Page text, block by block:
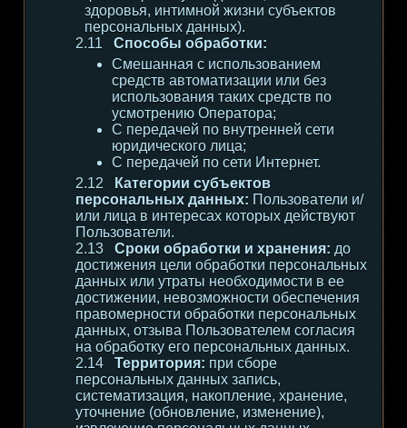
здоровья, интимной жизни субъектов
персональных данных).
Способы обработки:
Смешанная с использованием
средств автоматизации или без
использования таких средств по
усмотрению Оператора;
С передачей по внутренней сети
юридического лица;
С передачей по сети Интернет.
Категории субъектов
персональных данных: Пользователи и/
или лица в интересах которых действуют
Пользователи.
Сроки обработки и хранения: до
достижения цели обработки персональных
данных или утраты необходимости в ее
достижении, невозможности обеспечения
правомерности обработки персональных
данных, отзыва Пользователем согласия
на обработку его персональных данных.
Территория: при сборе
персональных данных запись,
систематизация, накопление, хранение,
уточнение (обновление, изменение),